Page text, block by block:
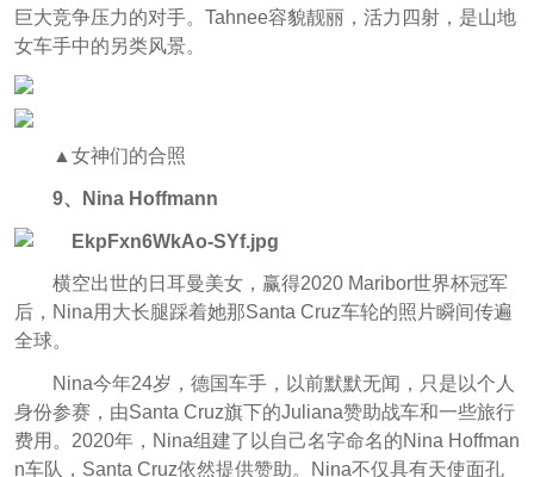
巨大竞争压力的对手。Tahnee容貌靓丽，活力四射，是山地
女车手中的另类风景。
▲女神们的合照
9、Nina Hoffmann
横空出世的日耳曼美女，赢得2020 Maribor世界杯冠军
后，Nina用大长腿踩着她那Santa Cruz车轮的照片瞬间传遍
全球。
Nina今年24岁，德国车手，以前默默无闻，只是以个人
身份参赛，由Santa Cruz旗下的Juliana赞助战车和一些旅行
费用。2020年，Nina组建了以自己名字命名的Nina Hoffman
n车队，Santa Cruz依然提供赞助。Nina不仅具有天使面孔